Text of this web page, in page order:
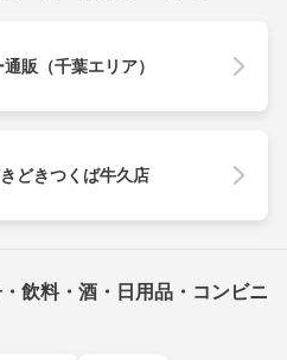
販（千葉エリア）
どきつくば牛久店
飲料・酒・日用品・コンビニ